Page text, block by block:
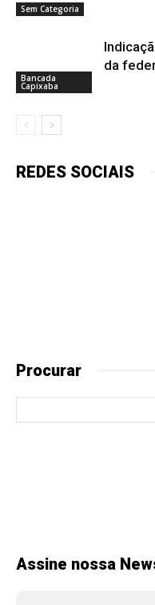
Sem Categoria
Bancada
Capixaba
da
REDES SOCIAIS
Procurar
Assine nossa